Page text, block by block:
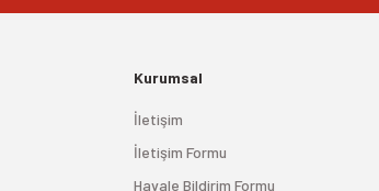
Kurumsal
İletişim
İletişim Formu
Havale Bildirim Formu